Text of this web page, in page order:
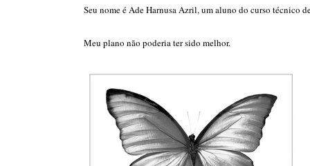
Seu nome é Ade Harnusa Azril, um aluno do curso técnico
Meu plano não poderia ter sido melhor.